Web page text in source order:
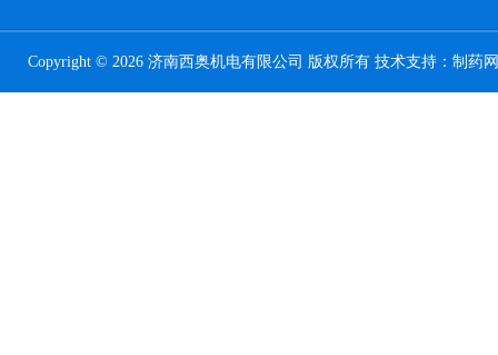
Copyright © 2026 济南西奥机电有限公司 版权所有 技术支持： 制药网